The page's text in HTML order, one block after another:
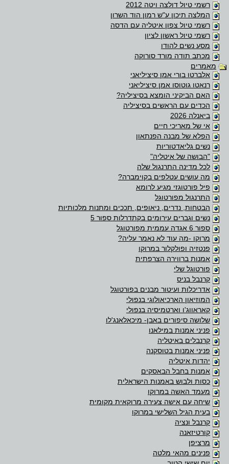
רשמי טיול דולצה ויטה 2012
המלצה תיכון ע"ש רמון הוד השרון
רשמי טיול צפון איטליה עם הדסה
רשמי טיול ראשון לציון
מסע נשים להודו
מכתב תודה מורד סורוקה
מאמרים
אלברטו בורי אמן סיציליאני
רנאטו גוטוסו אמן סיציליאני
האם הביקיני הומצא בסיציליה?
הכדים עם הראשים בסיציליה
ביאנלה 2026
אי של מאריכי חיים
הפלא של מבנה הפנתאון
נשים גליאדטוריות
"הבושה של איטליה"
לכל מדינה התרנגול שלה
מה עושים עטלפים בקוימברה?
פיל פורטוגזי מגיע לרומא
התרנגול מפורטוגל
הבטחות, נדרים, ניאופים, תככים ומתנות מלכותיות
נשים וגברים עירומים בקתדרלות ספור 5
ספור 6 אגדה עממית מפורטוגל
מרוקו -מה עוד לא נאמר עליה?
פנטזיה ופולקלור במרוקו
אמנות ברווירה הצרפתית
פורטוגל שלי
קרנבל בניס
אדריכלות ועיטור מבנים בפורטוגל
המוזיאון הארכיאולוגי בנפולי
קאראווג'ו וארטמיסיה בנפולי
שלושה סיפורים באבן- מיכאלאנג'לו
פניני אמנות במילאנו
קרנבלים באיטליה
פניני אמנות בטוסקנה
יהדות איטליה
אמנות בחבל הבאסקים
כסות ולבוש באמנות הישראלית
מעמד האשה במרוקו
שיחה עם אישה צעירה מרוקאית מקומית
בעית הגיל השלישי במרוקו
קרנבל ונציה
קורטיזאנה
מרציפן
פנינים מהאי מלטה